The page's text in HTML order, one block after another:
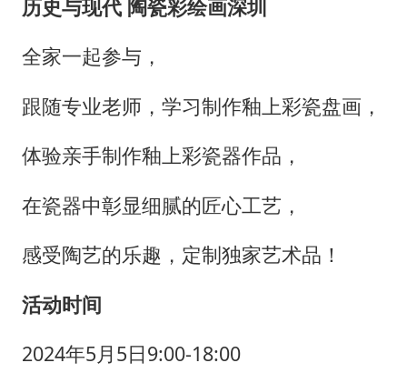
历史与现代 陶瓷彩绘画深圳
全家一起参与，
跟随专业老师，学习制作釉上彩瓷盘画，
体验亲手制作釉上彩瓷器作品，
在瓷器中彰显细腻的匠心工艺，
感受陶艺的乐趣，定制独家艺术品！
活动时间
2024年5月5日9:00-18:00